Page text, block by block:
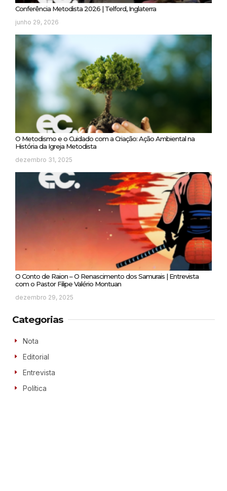
Conferência Metodista 2026 | Telford, Inglaterra
junho 29, 2026
O Metodismo e o Cuidado com a Criação: Ação Ambiental na
História da Igreja Metodista
dezembro 31, 2025
O Conto de Raion – O Renascimento dos Samurais | Entrevista
com o Pastor Filipe Valério Montuan
dezembro 29, 2025
Categorias
Nota
Editorial
Entrevista
Política